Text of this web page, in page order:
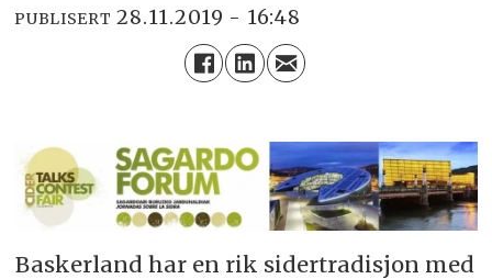
PUBLISERT 28.11.2019 - 16:48
Baskerland har en rik sidertradisjon med